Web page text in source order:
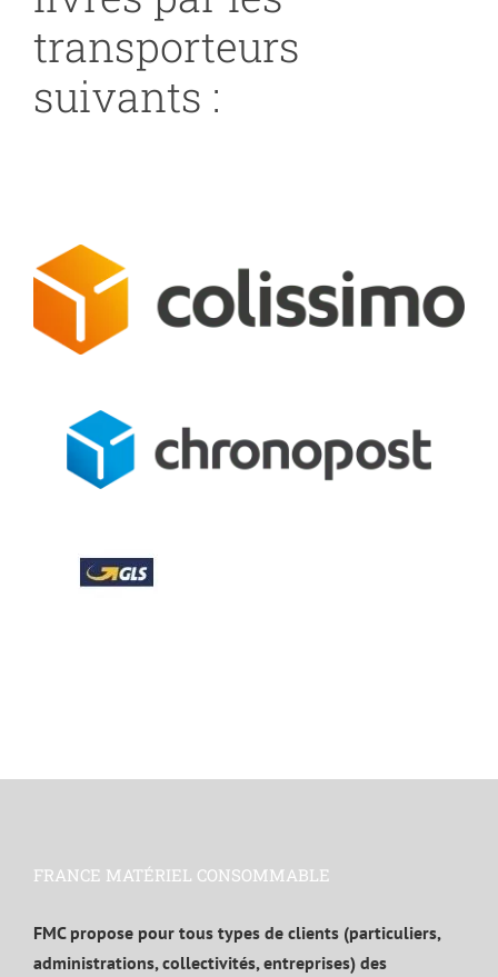
transporteurs
suivants :
FRANCE MATÉRIEL CONSOMMABLE
FMC propose pour tous types de clients (particuliers,
administrations, collectivités, entreprises) des